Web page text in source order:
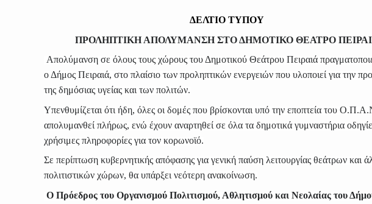
ΔΕΛΤΙΟ ΤΥΠΟΥ
ΠΡΟΛΗΠΤΙΚΗ ΑΠΟΛΥΜΑΝΣΗ ΣΤΟ ΔΗΜΟΤΙΚΟ ΘΕΑΤΡΟ
Απολύμανση σε όλους τους χώρους του Δημοτικού Θεάτρου Πειραιά
ο Δήμος Πειραιά, στο πλαίσιο των προληπτικών ενεργειών που υλοποιεί για την
της δημόσιας υγείας και των πολιτών.
Υπενθυμίζεται ότι ήδη, όλες οι δομές που βρίσκονται υπό την εποπτεία του
απολυμανθεί πλήρως, ενώ έχουν αναρτηθεί σε όλα τα δημοτικά γυμναστήρια
χρήσιμες πληροφορίες για τον κορωνοϊό.
Σε περίπτωση κυβερνητικής απόφασης για γενική παύση λειτουργίας θεάτρων και
πολιτιστικών χώρων, θα υπάρξει νεότερη ανακοίνωση.
Ο Πρόεδρος του Οργανισμού Πολιτισμού, Αθλητισμού και Νεολαίας του